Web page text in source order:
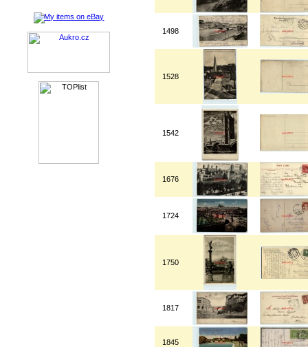
1498
1528
1542
1676
1724
1750
1817
1845